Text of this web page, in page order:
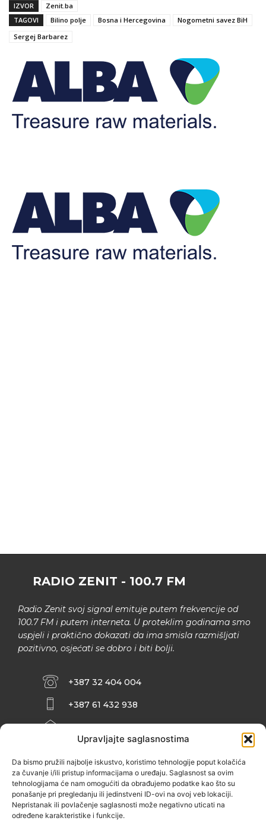
Upravljajte saglasnostima
Da bismo pružili najbolje iskustvo, koristimo tehnologije poput kolačića
za čuvanje i/ili pristup informacijama o uređaju. Saglasnost sa ovim
tehnologijama će nam omogućiti da obrađujemo podatke kao što su
ponašanje pri pregledanju ili jedinstveni ID-ovi na ovoj veb lokaciji.
Nepristanak ili povlačenje saglasnosti može negativno uticati na
određene karakteristike i funkcije.
IZVOR
Zenit.ba
TAGOVI
Bilino polje Bosna i Hercegovina
Nogometni savez BiH
Sergej Barbarez
RADIO ZENIT - 100.7 FM
Radio Zenit svoj signal emituje putem frekvencije od
100.7 FM i putem interneta. U proteklim godinama smo
uspjeli i praktično dokazati da ima smisla razmišljati
pozitivno, osjećati se dobro i biti bolji.
+387 32 404 004
+387 61 432 938
INFO@ZENIT.BA
ZENIČANKA, 3. SPRAT), 72000 ZENICA